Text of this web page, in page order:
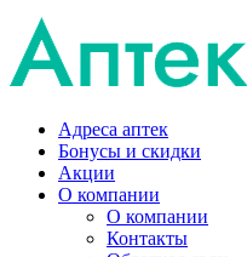
Адреса аптек
Бонусы и скидки
Акции
О компании
О компании
Контакты